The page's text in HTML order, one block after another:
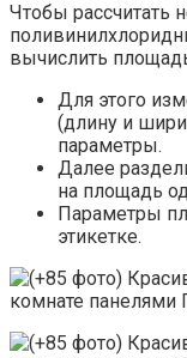
Чтобы рассчитать
вычислить
Для этого
(длину и
параметры.
Далее
на площадь
Параметры
этикетке.